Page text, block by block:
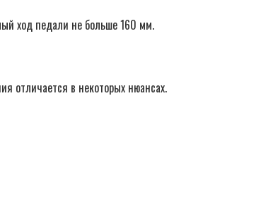
ход педали не больше 160 мм.
отличается в некоторых нюансах.